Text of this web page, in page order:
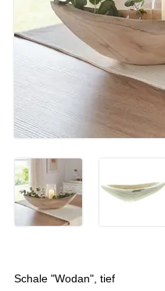
Schale "Wodan", tief